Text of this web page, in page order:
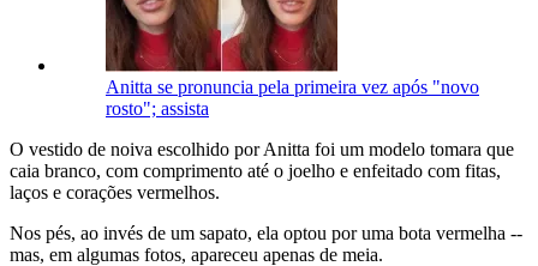
Anitta se pronuncia pela primeira vez após "novo
rosto"; assista
O vestido de noiva escolhido por Anitta foi um modelo tomara que
caia branco, com comprimento até o joelho e enfeitado com fitas,
laços e corações vermelhos.
Nos pés, ao invés de um sapato, ela optou por uma bota vermelha --
mas, em algumas fotos, apareceu apenas de meia.